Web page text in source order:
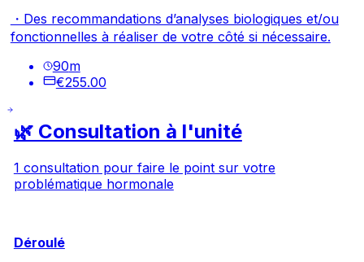
・Des recommandations d’analyses biologiques et/ou
fonctionnelles à réaliser de votre côté si nécessaire.
90m
€255.00
🌿 Consultation à l'unité
1 consultation pour faire le point sur votre
problématique hormonale
Déroulé